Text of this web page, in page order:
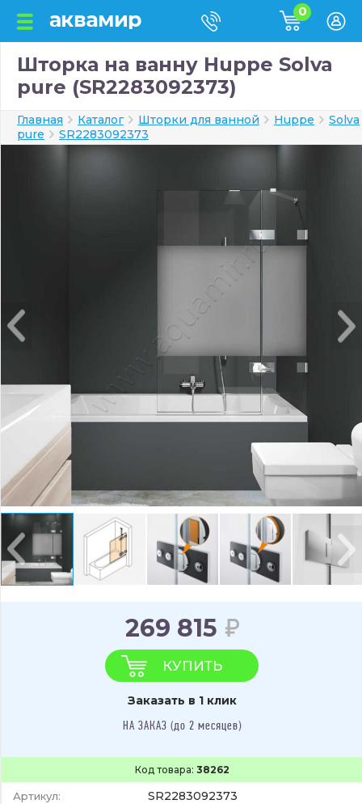
0
Шторка на ванну Huppe Solva
pure (SR2283092373)
Главная Каталог Шторки для ванной Huppe
Solva
pure
SR2283092373
Код товара: 38262
Артикул: SR2283092373
269 815
КУПИТЬ
Заказать в 1 клик
НА ЗАКАЗ (до 2 месяцев)